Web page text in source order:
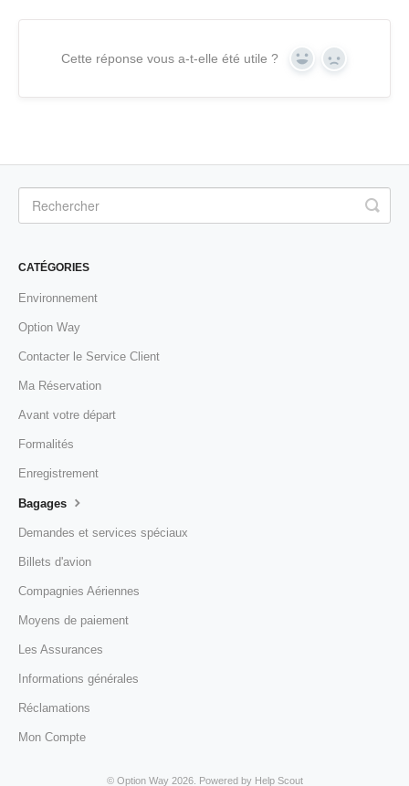
Cette réponse vous a-t-elle été utile ? Yes No
CATÉGORIES
Environnement
Option Way
Contacter le Service Client
Ma Réservation
Avant votre départ
Formalités
Enregistrement
Bagages
Demandes et services spéciaux
Billets d'avion
Compagnies Aériennes
Moyens de paiement
Les Assurances
Informations générales
Réclamations
Mon Compte
© Option Way2026. Powered by Help Scout